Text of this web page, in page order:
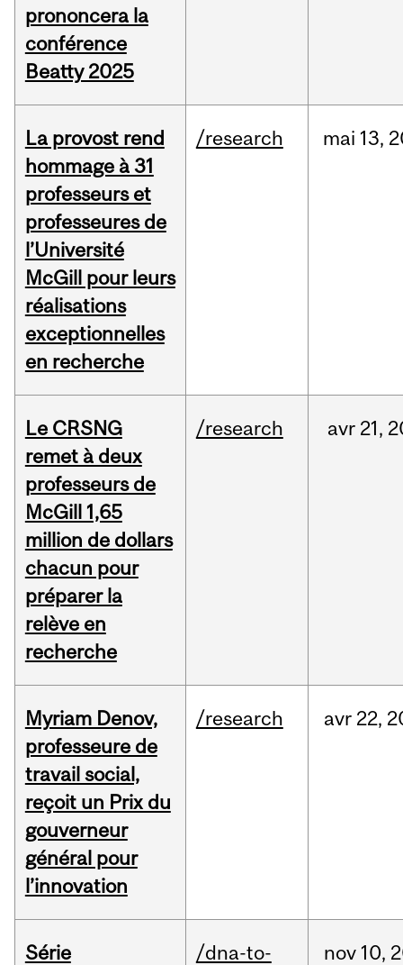
prononcera la
conférence
Beatty 2025
La provost rend
hommage à 31
professeurs et
professeures de
l’Université
McGill pour leurs
réalisations
exceptionnelles
en recherche
/research mai 13,
Le CRSNG
remet à deux
professeurs de
McGill 1,65
million de dollars
chacun pour
préparer la
relève en
recherche
/research avr 21,
Myriam Denov,
professeure de
travail social,
reçoit un Prix du
gouverneur
général pour
l’innovation
/research avr 22,
Série
/dna-to-
nov 10,